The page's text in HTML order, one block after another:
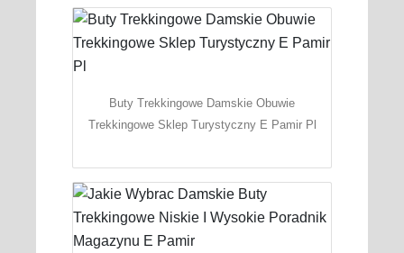
Buty Trekkingowe Damskie Obuwie
Trekkingowe Sklep Turystyczny E Pamir Pl